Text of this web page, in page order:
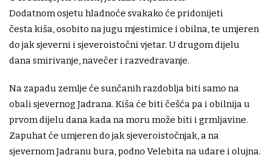
Dodatnom osjetu hladnoće svakako će pridonijeti
česta kiša, osobito na jugu mjestimice i obilna, te umjeren
do jak sjeverni i sjeveroistočni vjetar. U drugom dijelu
dana smirivanje, navečer i razvedravanje.
Na zapadu zemlje će sunčanih razdoblja biti samo na
obali sjevernog Jadrana. Kiša će biti češća pa i obilnija u
prvom dijelu dana kada na moru može biti i grmljavine.
Zapuhat će umjeren do jak sjeveroistočnjak, a na
sjevernom Jadranu bura, podno Velebita na udare i olujna.